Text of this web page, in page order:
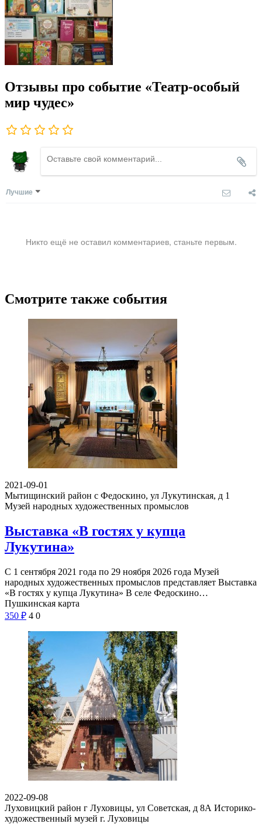
Отзывы про событие «Театр-особый
мир чудес»
Лучшие
Никто ещё не оставил комментариев, станьте первым.
Смотрите также события
2021-09-01
Мытищинский район с Федоскино, ул Лукутинская, д 1
Музей народных художественных промыслов
Выставка «В гостях у купца
Лукутина»
С 1 сентября 2021 года по 29 ноября 2026 года Музей
народных художественных промыслов представляет Выставка
«В гостях у купца Лукутина» В селе Федоскино…
Пушкинская карта
350 ₽ 4 0
2022-09-08
Луховицкий район г Луховицы, ул Советская, д 8А Историко-
художественный музей г. Луховицы